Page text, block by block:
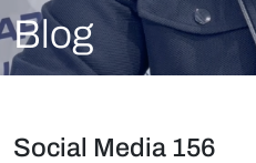
Blog
Social Media 156